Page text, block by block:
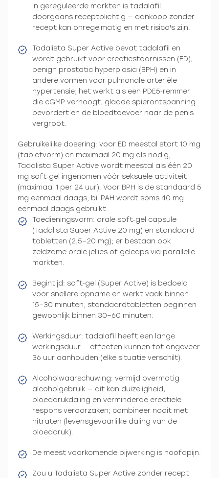
in gereguleerde markten is tadalafil
doorgaans receptplichtig — aankoop zonder
recept kan onregelmatig en met risico's zijn.
Tadalista Super Active bevat tadalafil en
wordt gebruikt voor erectiestoornissen (ED),
benign prostatic hyperplasia (BPH) en in
andere vormen voor pulmonale arteriële
hypertensie; het werkt als een PDE5‑remmer
die cGMP verhoogt, gladde spierontspanning
bevordert en de bloedtoevoer naar de penis
vergroot.
Gebruikelijke dosering: voor ED meestal start 10 mg
(tabletvorm) en maximaal 20 mg als nodig;
Tadalista Super Active wordt meestal als één 20
mg soft‑gel ingenomen vóór seksuele activiteit
(maximaal 1 per 24 uur). Voor BPH is de standaard 5
mg eenmaal daags; bij PAH wordt soms 40 mg
eenmaal daags gebruikt.
Toedieningsvorm: orale soft‑gel capsule
(Tadalista Super Active 20 mg) en standaard
tabletten (2,5–20 mg); er bestaan ook
zeldzame orale jellies of gelcaps via parallelle
markten.
Begintijd: soft‑gel (Super Active) is bedoeld
voor snellere opname en werkt vaak binnen
15–30 minuten; standaardtabletten beginnen
gewoonlijk binnen 30–60 minuten.
Werkingsduur: tadalafil heeft een lange
werkingsduur — effecten kunnen tot ongeveer
36 uur aanhouden (elke situatie verschilt).
Alcoholwaarschuwing: vermijd overmatig
alcoholgebruik — dit kan duizeligheid,
bloeddrukdaling en verminderde erectiele
respons veroorzaken; combineer nooit met
nitraten (levensgevaarlijke daling van de
bloeddruk).
De meest voorkomende bijwerking is hoofdpijn.
Zou u Tadalista Super Active zonder recept